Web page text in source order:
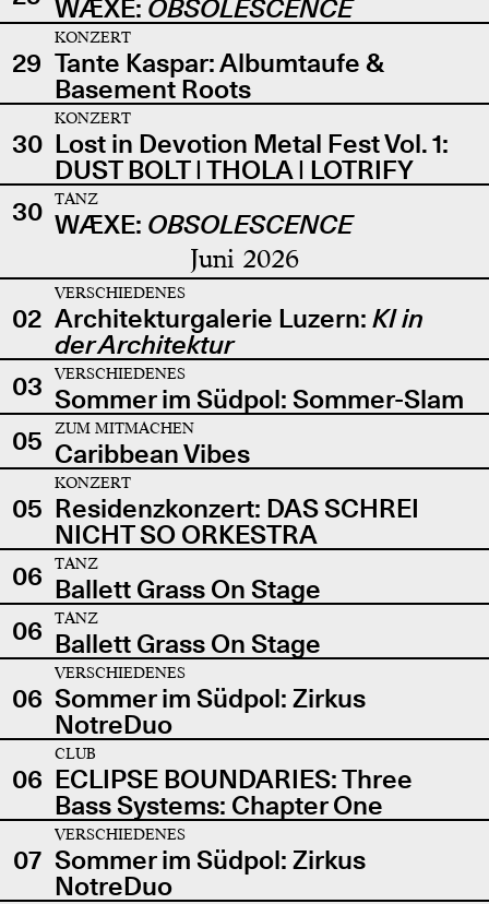
WÆXE: OBSOLESCENCE
29
KONZERT
Tante Kaspar: Albumtaufe &
Basement Roots
30
KONZERT
Lost in Devotion Metal Fest Vol. 1:
DUST BOLT | THOLA | LOTRIFY
30
TANZ
WÆXE: OBSOLESCENCE
Juni 2026
02
VERSCHIEDENES
Architekturgalerie Luzern: KI in
der Architektur
03
VERSCHIEDENES
Sommer im Südpol: Sommer-Slam
05
ZUM MITMACHEN
Caribbean Vibes
05
KONZERT
Residenzkonzert: DAS SCHREI
NICHT SO ORKESTRA
06
TANZ
Ballett Grass On Stage
06
TANZ
Ballett Grass On Stage
06
VERSCHIEDENES
Sommer im Südpol: Zirkus
NotreDuo
06
CLUB
ECLIPSE BOUNDARIES: Three
Bass Systems: Chapter One
07
VERSCHIEDENES
Sommer im Südpol: Zirkus
NotreDuo